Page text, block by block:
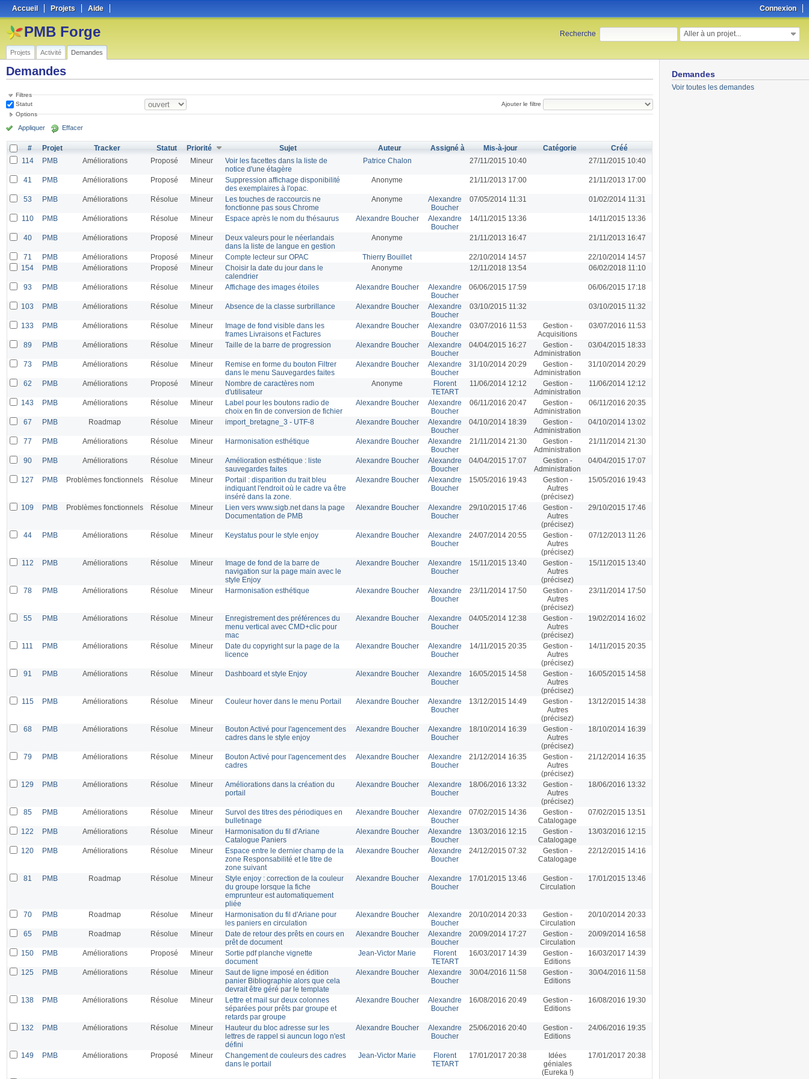
Connexion
Accueil Projets Aide
Recherche: Aller à un projet...
PMB Forge
Projets Activité Demandes
Demandes
Voir toutes les demandes
Demandes
Filtres
Statut
Ajouter le filtre
Options
Appliquer Effacer
# Projet Tracker Statut Priorité Sujet Auteur Assigné à Mis-à-jour Catégorie
Créé
114
PMB Améliorations Proposé Mineur
Voir les facettes dans la liste de
notice d'une étagère
Patrice Chalon 27/11/2015 10:40 27/11/2015 10:40
41 PMB Améliorations Proposé Mineur
Suppression affichage disponibilité
des exemplaires à l'opac.
Anonyme 21/11/2013 17:00 21/11/2013 17:00
53 PMB Améliorations Résolue Mineur
Les touches de raccourcis ne
fonctionne pas sous Chrome
Anonyme
Alexandre
Boucher
07/05/2014 11:31 01/02/2014 11:31
110 PMB Améliorations Résolue Mineur Espace après le nom du thésaurus Alexandre Boucher
Alexandre
Boucher
14/11/2015 13:36 14/11/2015 13:36
40 PMB Améliorations Proposé Mineur
Deux valeurs pour le néerlandais
dans la liste de langue en gestion
Anonyme 21/11/2013 16:47 21/11/2013 16:47
71 PMB Améliorations Proposé Mineur Compte lecteur sur OPAC Thierry Bouillet 22/10/2014 14:57
22/10/2014 14:57
154
PMB Améliorations Proposé Mineur
Choisir la date du jour dans le
calendrier
Anonyme 12/11/2018 13:54 06/02/2018 11:10
93 PMB Améliorations Résolue Mineur Affichage des images étoiles Alexandre Boucher
Alexandre
Boucher
06/06/2015 17:59 06/06/2015 17:18
103 PMB Améliorations Résolue Mineur Absence de la classe surbrillance Alexandre Boucher
Alexandre
Boucher
03/10/2015 11:32 03/10/2015 11:32
133 PMB Améliorations Résolue Mineur
Image de fond visible dans les
frames Livraisons et Factures
Alexandre Boucher
Alexandre
Boucher
03/07/2016 11:53
Gestion -
Acquisitions
03/07/2016 11:53
89 PMB Améliorations Résolue Mineur Taille de la barre de progression Alexandre Boucher
Alexandre
Boucher
04/04/2015 16:27
Gestion -
Administration
03/04/2015 18:33
73 PMB Améliorations Résolue Mineur
Remise en forme du bouton Filtrer
dans le menu Sauvegardes faites
Alexandre Boucher
Alexandre
Boucher
31/10/2014 20:29
Gestion -
Administration
31/10/2014 20:29
62 PMB Améliorations Proposé Mineur
Nombre de caractères nom
d'utilisateur
Anonyme
Florent
TETART
11/06/2014 12:12
Gestion -
Administration
11/06/2014 12:12
143 PMB Améliorations Résolue Mineur
Label pour les boutons radio de
choix en fin de conversion de fichier
Alexandre Boucher
Alexandre
Boucher
06/11/2016 20:47
Gestion -
Administration
06/11/2016 20:35
67 PMB Roadmap Résolue Mineur import_bretagne_3 - UTF-8 Alexandre Boucher
Alexandre
Boucher
04/10/2014 18:39
Gestion -
Administration
04/10/2014 13:02
77 PMB Améliorations Résolue Mineur Harmonisation esthétique Alexandre Boucher
Alexandre
Boucher
21/11/2014 21:30
Gestion -
Administration
21/11/2014 21:30
90 PMB Améliorations Résolue Mineur
Amélioration esthétique : liste
sauvegardes faites
Alexandre Boucher
Alexandre
Boucher
04/04/2015 17:07
Gestion -
Administration
04/04/2015 17:07
127 PMB Problèmes fonctionnels Résolue Mineur
Portail : disparition du trait bleu
indiquant l'endroit où le cadre va être
inséré dans la zone.
Alexandre Boucher
Alexandre
Boucher
15/05/2016 19:43
Gestion -
Autres
(précisez)
15/05/2016 19:43
109 PMB Problèmes fonctionnels Résolue Mineur
Lien vers www.sigb.net dans la page
Documentation de PMB
Alexandre Boucher
Alexandre
Boucher
29/10/2015 17:46
Gestion -
Autres
(précisez)
29/10/2015 17:46
44 PMB Améliorations Résolue Mineur Keystatus pour le style enjoy Alexandre Boucher
Alexandre
Boucher
24/07/2014 20:55
Gestion -
Autres
(précisez)
07/12/2013 11:26
112 PMB Améliorations Résolue Mineur
Image de fond de la barre de
navigation sur la page main avec le
style Enjoy
Alexandre Boucher
Alexandre
Boucher
15/11/2015 13:40
Gestion -
Autres
(précisez)
15/11/2015 13:40
78 PMB Améliorations Résolue Mineur Harmonisation esthétique Alexandre Boucher
Alexandre
Boucher
23/11/2014 17:50
Gestion -
Autres
(précisez)
23/11/2014 17:50
55 PMB Améliorations Résolue Mineur
Enregistrement des préférences du
menu vertical avec CMD+clic pour
mac
Alexandre Boucher
Alexandre
Boucher
04/05/2014 12:38
Gestion -
Autres
(précisez)
19/02/2014 16:02
111 PMB Améliorations Résolue Mineur
Date du copyright sur la page de la
licence
Alexandre Boucher
Alexandre
Boucher
14/11/2015 20:35
Gestion -
Autres
(précisez)
14/11/2015 20:35
91 PMB Améliorations Résolue Mineur Dashboard et style Enjoy Alexandre Boucher
Alexandre
Boucher
16/05/2015 14:58
Gestion -
Autres
(précisez)
16/05/2015 14:58
115 PMB Améliorations Résolue Mineur Couleur hover dans le menu Portail Alexandre Boucher
Alexandre
Boucher
13/12/2015 14:49
Gestion -
Autres
(précisez)
13/12/2015 14:38
68 PMB Améliorations Résolue Mineur
Bouton Activé pour l'agencement des
cadres dans le style enjoy
Alexandre Boucher
Alexandre
Boucher
18/10/2014 16:39
Gestion -
Autres
(précisez)
18/10/2014 16:39
79 PMB Améliorations Résolue Mineur
Bouton Activé pour l'agencement des
cadres
Alexandre Boucher
Alexandre
Boucher
21/12/2014 16:35
Gestion -
Autres
(précisez)
21/12/2014 16:35
129 PMB Améliorations Résolue Mineur
Améliorations dans la création du
portail
Alexandre Boucher
Alexandre
Boucher
18/06/2016 13:32
Gestion -
Autres
(précisez)
18/06/2016 13:32
85 PMB Améliorations Résolue Mineur
Survol des titres des périodiques en
bulletinage
Alexandre Boucher
Alexandre
Boucher
07/02/2015 14:36
Gestion -
Catalogage
07/02/2015 13:51
122 PMB Améliorations Résolue Mineur
Harmonisation du fil d'Ariane
Catalogue Paniers
Alexandre Boucher
Alexandre
Boucher
13/03/2016 12:15
Gestion -
Catalogage
13/03/2016 12:15
120 PMB Améliorations Résolue Mineur
Espace entre le dernier champ de la
zone Responsabilité et le titre de
zone suivant
Alexandre Boucher
Alexandre
Boucher
24/12/2015 07:32
Gestion -
Catalogage
22/12/2015 14:16
81 PMB Roadmap Résolue Mineur
Style enjoy : correction de la couleur
du groupe lorsque la fiche
emprunteur est automatiquement
pliée
Alexandre Boucher
Alexandre
Boucher
17/01/2015 13:46
Gestion -
Circulation
17/01/2015 13:46
70 PMB Roadmap Résolue Mineur
Harmonisation du fil d'Ariane pour
les paniers en circulation
Alexandre Boucher
Alexandre
Boucher
20/10/2014 20:33
Gestion -
Circulation
20/10/2014 20:33
65 PMB Roadmap Résolue Mineur
Date de retour des prêts en cours en
prêt de document
Alexandre Boucher
Alexandre
Boucher
20/09/2014 17:27
Gestion -
Circulation
20/09/2014 16:58
150 PMB Améliorations Proposé Mineur
Sortie pdf planche vignette
document
Jean-Victor Marie
Florent
TETART
16/03/2017 14:39
Gestion -
Editions
16/03/2017 14:39
125 PMB Améliorations Résolue Mineur
Saut de ligne imposé en édition
panier Bibliographie alors que cela
devrait être géré par le template
Alexandre Boucher
Alexandre
Boucher
30/04/2016 11:58
Gestion -
Editions
30/04/2016 11:58
138 PMB Améliorations Résolue Mineur
Lettre et mail sur deux colonnes
séparées pour prêts par groupe et
retards par groupe
Alexandre Boucher
Alexandre
Boucher
16/08/2016 20:49
Gestion -
Editions
16/08/2016 19:30
132 PMB Améliorations Résolue Mineur
Hauteur du bloc adresse sur les
lettres de rappel si auncun logo n'est
défini
Alexandre Boucher
Alexandre
Boucher
25/06/2016 20:40
Gestion -
Editions
24/06/2016 19:35
149 PMB Améliorations Proposé Mineur
Changement de couleurs des cadres
dans le portail
Jean-Victor Marie
Florent
TETART
17/01/2017 20:38
Idées
géniales
(Eureka !)
17/01/2017 20:38